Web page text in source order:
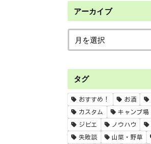
アーカイブ
タグ
おすすめ！ お酒
カスタム キャンプ場
ジビエ ノウハウ
失敗談 山菜・野草